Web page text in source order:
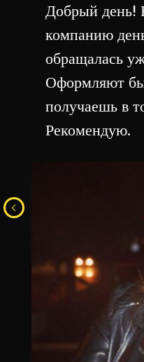
Добрый день!
компанию
обращалась
Оформляют
получаешь в
Рекомендую.